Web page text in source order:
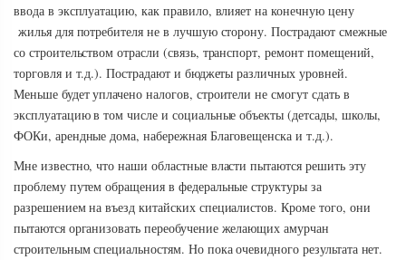
ввода в эксплуатацию, как правило, влияет на конечную цену
жилья для потребителя не в лучшую сторону. Пострадают смежные
со строительством отрасли (связь, транспорт, ремонт помещений,
торговля и т.д.). Пострадают и бюджеты различных уровней.
Меньше будет уплачено налогов, строители не смогут сдать в
эксплуатацию в том числе и социальные объекты (детсады, школы,
ФОКи, арендные дома, набережная Благовещенска и т.д.).
Мне известно, что наши областные власти пытаются решить эту
проблему путем обращения в федеральные структуры за
разрешением на въезд китайских специалистов. Кроме того, они
пытаются организовать переобучение желающих амурчан
строительным специальностям. Но пока очевидного результата нет.